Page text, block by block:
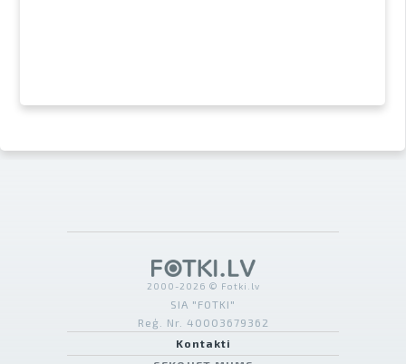
2000-2026 © Fotki.lv
SIA "FOTKI"
Reģ. Nr. 40003679362
Kontakti